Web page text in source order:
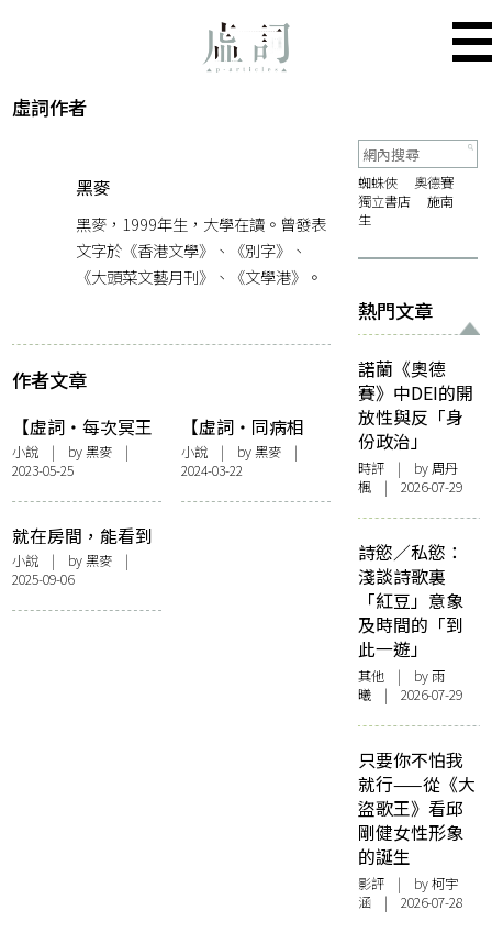
虛詞作者
黑麥
黑麥，1999年生，大學在讀。曾發表
文字於《香港文學》、《別字》、
《大頭菜文藝月刊》、《文學港》。
作者文章
【虛詞・每次冥王
星靠近的時分】冥
王星女孩並非百分
百
小說 | by 黑麥 |
2023-05-25
【虛詞・同病相
連】當甲蟲國王寄
居於我的身體
小說| by 黑麥 |
2024-03-22
就在房間，能看到
嗎
小說 | by 黑麥 |
2025-09-06
蜘蛛俠
奧德賽
獨立書店
施南
生
熱門文章
諾蘭《奧德
賽》中DEI的開
放性與反「身
份政治」
時評 | by周丹
楓 | 2026-07-29
詩慾／私慾：
淺談詩歌裏
「紅豆」意象
及時間的「到
此一遊」
其他 | by 雨
曦 | 2026-07-29
只要你不怕我
就行——從《大
盜歌王》看邱
剛健女性形象
的誕生
影評 | by 柯宇
涵 | 2026-07-28